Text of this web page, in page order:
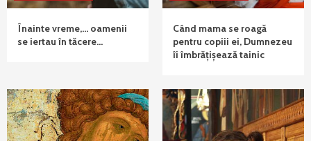
Înainte vreme,… oamenii
se iertau în tăcere…
Când mama se roagă
pentru copiii ei, Dumnezeu
îi îmbrățișează tainic